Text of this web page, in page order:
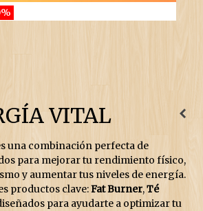
VITAL
una combinación perfecta de
para mejorar tu rendimiento físico,
y aumentar tus niveles de energía.
productos clave:Fat Burner,Té
para ayudarte a optimizar tu